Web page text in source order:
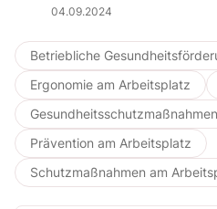
04.09.2024
Betriebliche
Ergonomie am Arbeitsplatz
Gesundheitsschutzmaßnahmen
Prävention am Arbeitsplatz
Schutzmaßnahmen am